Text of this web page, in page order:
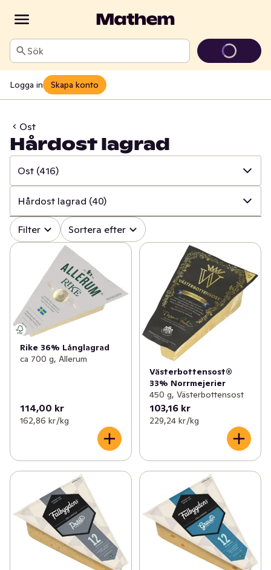
Sök
Logga in Skapa konto
Ost
Hårdost lagrad
Ost (416)
✓ Alla (1365)
✓ (416)
(100)
Matlagningsmejeri (112)
✓ Filmjölk & Yoghurt (249)
✓ Smör & margarin
✓ Juice & fruktdryck
✓ Växtbaserat
Cottage cheese, kvarg & skyr
✓ Mellanmål & desserter (98)
Hårdost lagrad (40)
✓ Alla (416)
Hårdost mild/mellan
Hårdost lagrad (40)
✓ Skivad ost (48)
✓ Riven ost
✓ Färskost (37)
✓ Fetaost
Parmesan, Pecorino & Grana Padano (18)
✓ Halloumi & grillost (24)
Mesost & messmör (3)
Filter Sortera efter
Rike 36% Långlagrad
ca 700 g, Allerum
114,00 kr
162,86 kr /kg
Västerbottensost®
33% Norrmejerier
450 g, Västerbottensost
103,16 kr
229,24 kr /kg